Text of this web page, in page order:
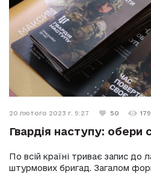
20 лютого 2023 г. 9:27 50
Гвардія наступу: обери
По всій країні триває запис до
штурмових бригад. Загалом